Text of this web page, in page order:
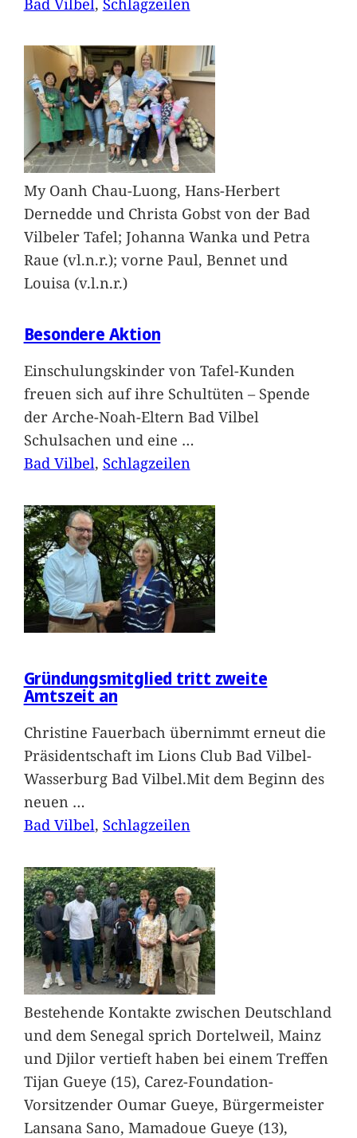
My Oanh Chau-Luong, Hans-Herbert
Dernedde und Christa Gobst von der Bad
Vilbeler Tafel; Johanna Wanka und Petra
Raue (vl.n.r.); vorne Paul, Bennet und
Louisa (v.l.n.r.)
Besondere Aktion
Einschulungskinder von Tafel-Kunden
freuen sich auf ihre Schultüten – Spende
der Arche-Noah-Eltern Bad Vilbel
Schulsachen und eine …
Bad Vilbel, Schlagzeilen
Gründungsmitglied tritt zweite
Amtszeit an
Christine Fauerbach übernimmt erneut die
Präsidentschaft im Lions Club Bad Vilbel-
Wasserburg Bad Vilbel.Mit dem Beginn des
neuen …
Bad Vilbel, Schlagzeilen
Bestehende Kontakte zwischen Deutschland
und dem Senegal sprich Dortelweil, Mainz
und Djilor vertieft haben bei einem Treffen
Tijan Gueye (15), Carez-Foundation-
Vorsitzender Oumar Gueye, Bürgermeister
Lansana Sano, Mamadoue Gueye (13),